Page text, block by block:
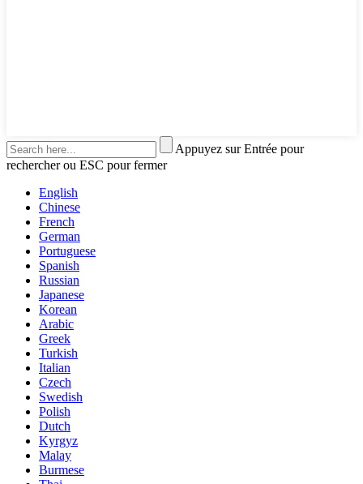
Appuyez sur Entrée pour
rechercher ou ESC pour fermer
English
Chinese
French
German
Portuguese
Spanish
Russian
Japanese
Korean
Arabic
Greek
Turkish
Italian
Czech
Swedish
Polish
Dutch
Kyrgyz
Malay
Burmese